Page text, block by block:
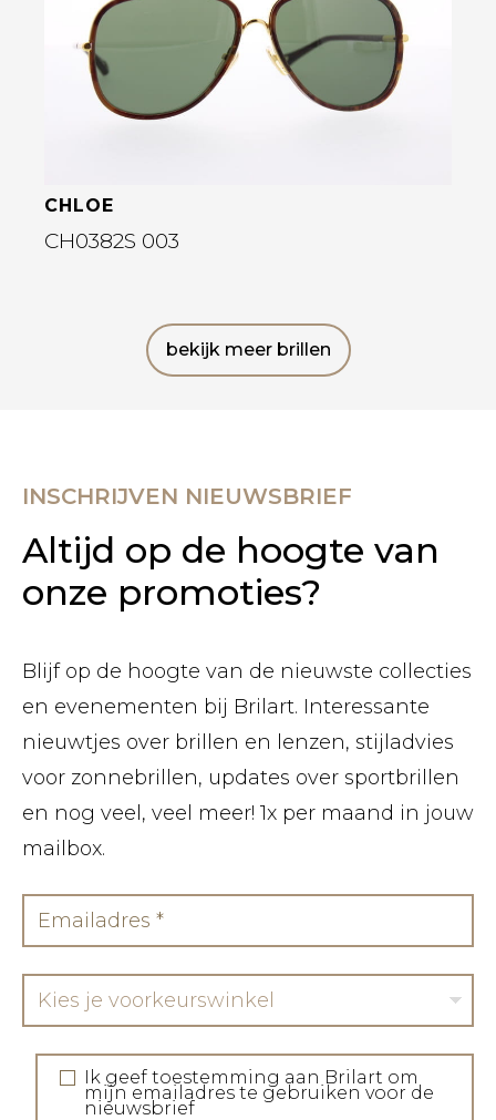
CHLOE
CH0382S 003
bekijk meer brillen
INSCHRIJVEN NIEUWSBRIEF
Altijd op de hoogte van
onze promoties?
Blijf op de hoogte van de nieuwste collecties
en evenementen bij Brilart. Interessante
nieuwtjes over brillen en lenzen, stijladvies
voor zonnebrillen, updates over sportbrillen
en nog veel, veel meer! 1x per maand in jouw
mailbox.
Kies je voorkeurswinkel
Ik geef toestemming aan Brilart om
mijn emailadres te gebruiken voor de
nieuwsbrief